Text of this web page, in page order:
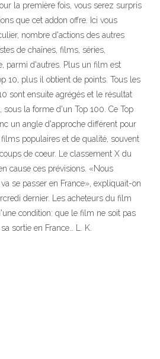
la première fois, vous serez surpris
que cet addon offre. Ici vous
nombre d'actions des autres
de chaînes, films, séries,
parmi d'autres. Plus un film est
10, plus il obtient de points. Tous les
sont ensuite agrégés et le résultat
sous la forme d'un Top 100. Ce Top
un angle d'approche différent pour
populaires et de qualité, souvent
de coeur. Le classement X du
cause ces prévisions. «Nous
se passer en France», expliquait-on
dernier. Les acheteurs du film
condition: que le film ne soit pas
sortie en France… L. K.